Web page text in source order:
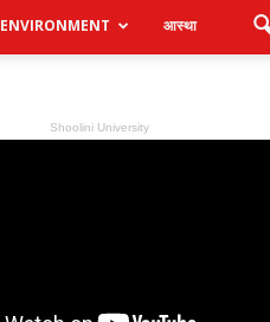
ENVIRONMENT आस्था
Shoolini University